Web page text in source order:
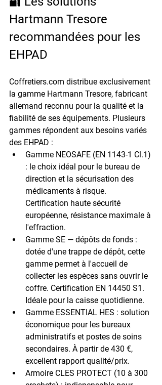
Hartmann Tresore
recommandées pour les
EHPAD
Coffretiers.com distribue exclusivement
la gamme Hartmann Tresore, fabricant
allemand reconnu pour la qualité et la
fiabilité de ses équipements. Plusieurs
gammes répondent aux besoins variés
des EHPAD :
Gamme NEOSAFE (EN 1143-1 Cl.1)
: le choix idéal pour le bureau de
direction et la sécurisation des
médicaments à risque.
Certification haute sécurité
européenne, résistance maximale à
l'effraction.
Gamme SE — dépôts de fonds :
dotée d'une trappe de dépôt, cette
gamme permet à l'accueil de
collecter les espèces sans ouvrir le
coffre. Certification EN 14450 S1.
Idéale pour la caisse quotidienne.
Gamme ESSENTIAL HES : solution
économique pour les bureaux
administratifs et postes de soins
secondaires. À partir de 430 €,
excellent rapport qualité/prix.
Armoire CLES PROTECT (10 à 300